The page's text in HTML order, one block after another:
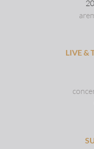
LIVE &